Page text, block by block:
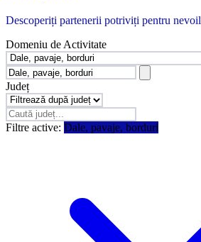
Descoperiți partenerii potriviți pentru
Domeniu de Activitate
Județ
Filtre active: Dale, pavaje, borduri